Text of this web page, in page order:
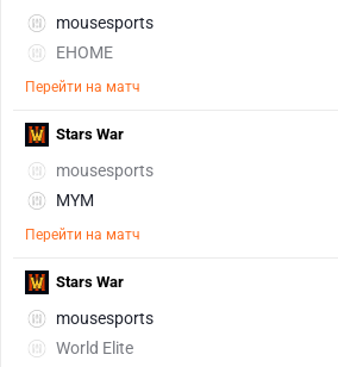
mousesports
EHOME
Перейти на матч
mousesports
MYM
Перейти на матч
Stars War
mousesports
World Elite
Stars War